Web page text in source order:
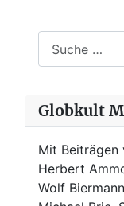
Globkult
Mit Beiträgen
Herbert
Wolf